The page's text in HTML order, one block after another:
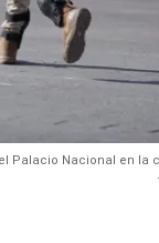
Palacio Nacional en la